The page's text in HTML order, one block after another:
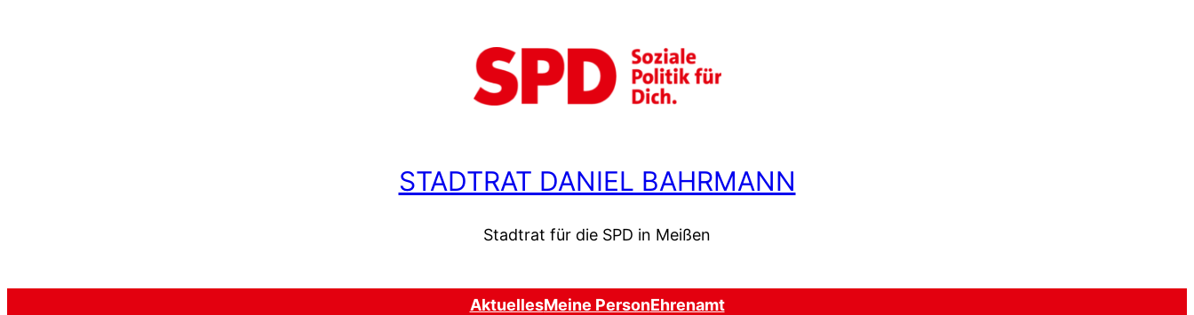
STADTRAT DANIEL BAHRMANN
Stadtrat für die SPD in Meißen
AktuellesMeine PersonEhrenamt